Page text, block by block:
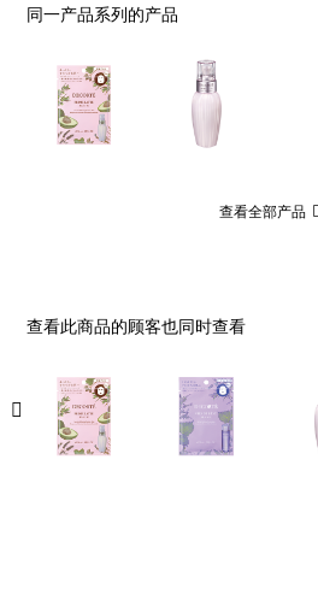
同一产品系列的产品
查看全部产品
查看此商品的顾客也同时查看